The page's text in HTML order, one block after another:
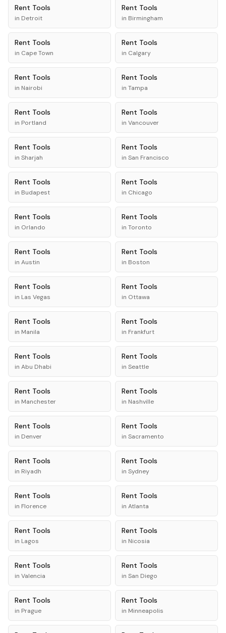
Rent Tools
in Detroit
Rent Tools
in Birmingham
Rent Tools
in Cape Town
Rent Tools
in Calgary
Rent Tools
in Nairobi
Rent Tools
in Tampa
Rent Tools
in Portland
Rent Tools
in Vancouver
Rent Tools
in Sharjah
Rent Tools
in San Francisco
Rent Tools
in Budapest
Rent Tools
in Chicago
Rent Tools
in Orlando
Rent Tools
in Toronto
Rent Tools
in Austin
Rent Tools
in Boston
Rent Tools
in Las Vegas
Rent Tools
in Ottawa
Rent Tools
in Manila
Rent Tools
in Frankfurt
Rent Tools
in Abu Dhabi
Rent Tools
in Seattle
Rent Tools
in Manchester
Rent Tools
in Nashville
Rent Tools
in Denver
Rent Tools
in Sacramento
Rent Tools
in Riyadh
Rent Tools
in Sydney
Rent Tools
in Florence
Rent Tools
in Atlanta
Rent Tools
in Lagos
Rent Tools
in Nicosia
Rent Tools
in Valencia
Rent Tools
in San Diego
Rent Tools
in Prague
Rent Tools
in Minneapolis